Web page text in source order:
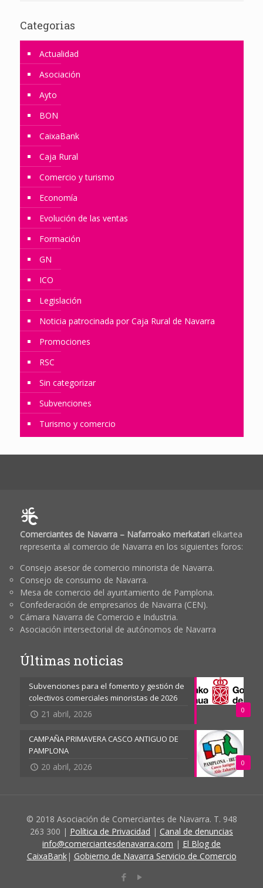
Categorias
Actualidad
Asociación
Ayto
BON
CaixaBank
Caja Rural
Comercio y turismo
Economía
Evolución de las ventas
Formación
GN
ICO
Legislación
Noticia patrocinada por Caja Rural de Navarra
Promociones
RSC
Sin categorizar
Subvenciones
Turismo y comercio
Comerciantes de Navarra – Nafarroako merkatarielkartea
representa al comercio de Navarra en los siguientes foros:
Consejo asesor de comercio minorista de Navarra.
Consejo de consumo de Navarra.
Mesa de comercio del ayuntamiento de Pamplona.
Confederación de empresarios de Navarra (CEN).
Cámara Navarra de Comercio e Industria.
Asociación intersectorial de autónomos de Navarra
Últimas noticias
0
Subvenciones para el fomento y gestión de
colectivos comerciales minoristas de 2026
21 abril, 2026
0
CAMPAÑA PRIMAVERA CASCO ANTIGUO DE
PAMPLONA
20 abril, 2026
© 2018 Asociación de Comerciantes de Navarra. T. 948
263 300 | Política de Privacidad | Canal de denuncias
info@comerciantesdenavarra.com | El Blog de
CaixaBank| Gobierno de Navarra Servicio de Comercio